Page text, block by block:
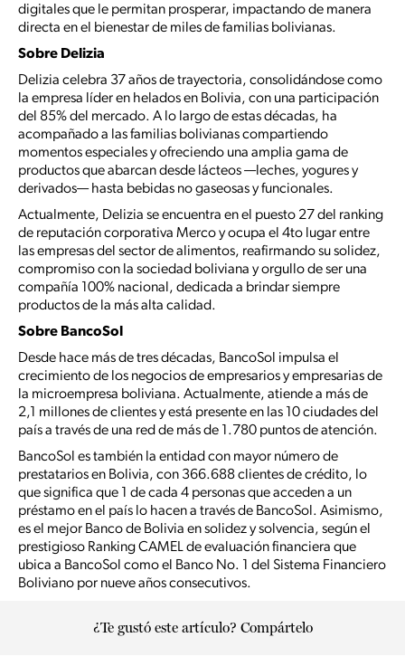
digitales que le permitan prosperar, impactando de manera
directa en el bienestar de miles de familias bolivianas.
Sobre Delizia
Delizia celebra 37 años de trayectoria, consolidándose como
la empresa líder en helados en Bolivia, con una participación
del 85% del mercado. A lo largo de estas décadas, ha
acompañado a las familias bolivianas compartiendo
momentos especiales y ofreciendo una amplia gama de
productos que abarcan desde lácteos —leches, yogures y
derivados— hasta bebidas no gaseosas y funcionales.
Actualmente, Delizia se encuentra en el puesto 27 del ranking
de reputación corporativa Merco y ocupa el 4to lugar entre
las empresas del sector de alimentos, reafirmando su solidez,
compromiso con la sociedad boliviana y orgullo de ser una
compañía 100% nacional, dedicada a brindar siempre
productos de la más alta calidad.
Sobre BancoSol
Desde hace más de tres décadas, BancoSol impulsa el
crecimiento de los negocios de empresarios y empresarias de
la microempresa boliviana. Actualmente, atiende a más de
2,1 millones de clientes y está presente en las 10 ciudades del
país a través de una red de más de 1.780 puntos de atención.
BancoSol es también la entidad con mayor número de
prestatarios en Bolivia, con 366.688 clientes de crédito, lo
que significa que 1 de cada 4 personas que acceden a un
préstamo en el país lo hacen a través de BancoSol. Asimismo,
es el mejor Banco de Bolivia en solidez y solvencia, según el
prestigioso Ranking CAMEL de evaluación financiera que
ubica a BancoSol como el Banco No. 1 del Sistema Financiero
Boliviano por nueve años consecutivos.
¿Te gustó este artículo? Compártelo